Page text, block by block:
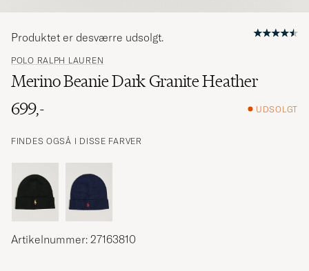
POLO RALPH LAUREN
Merino Beanie Dark Granite Heather
699,-
UDSOLGT
FINDES OGSÅ I DISSE FARVER
Produktet er desværre udsolgt.
Artikelnummer: 27163810